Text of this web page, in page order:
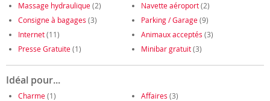
Massage hydraulique(2) Navette aéroport(2)
Consigne à bagages (3) Parking / Garage(9)
Internet(11) Animaux acceptés (3)
Presse Gratuite(1) Minibar gratuit(3)
Idéal pour...
Charme(1) Affaires (3)